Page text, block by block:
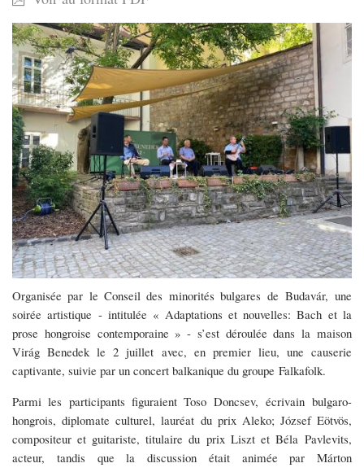
et
nouvelles:
Bach
et
la
prose
hongroise
contemporaine
Organisée par le Conseil des minorités bulgares de Budavár, une
soirée artistique - intitulée « Adaptations et nouvelles: Bach et la
prose hongroise contemporaine » - s’est déroulée dans la maison
Virág Benedek le 2 juillet avec, en premier lieu, une causerie
captivante, suivie par un concert balkanique du groupe Falkafolk.
Parmi les participants figuraient Toso Doncsev, écrivain bulgaro-
hongrois, diplomate culturel, lauréat du prix Aleko; József Eötvös,
compositeur et guitariste, titulaire du prix Liszt et Béla Pavlevits,
acteur, tandis que la discussion était animée par Márton